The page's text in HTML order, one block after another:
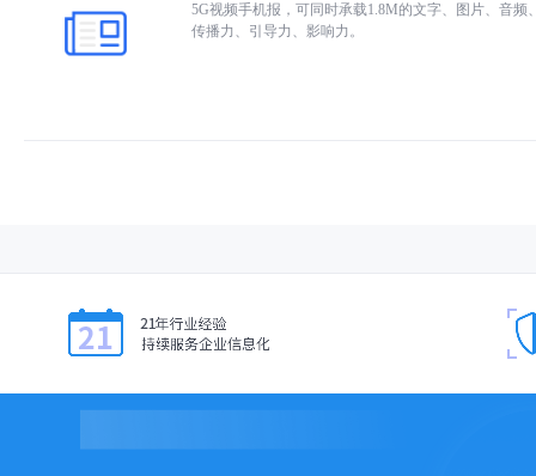
5G视频手机报，可同时承载1.8M的文字、图片、音
传播力、引导力、影响力。